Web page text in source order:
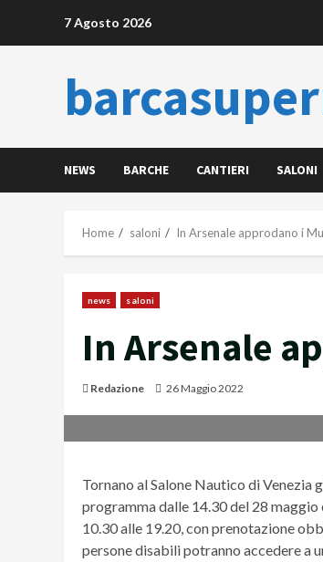
7 Agosto 2026
NEWS BARCHE CANTIERI SALONI
Home saloni In Arsenale approdano i
news saloni
In Arsenale
Redazione 26 Maggio 2022
Tornano al Salone Nautico di
programma dalle 14.30 del 28
10.30 alle 19.20, con prenotazione
persone disabili potranno accedere a